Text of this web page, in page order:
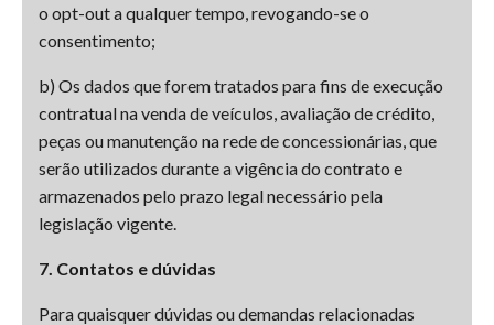
o opt-out a qualquer tempo, revogando-se o
consentimento;
b) Os dados que forem tratados para fins de execução
contratual na venda de veículos, avaliação de crédito,
peças ou manutenção na rede de concessionárias, que
serão utilizados durante a vigência do contrato e
armazenados pelo prazo legal necessário pela
legislação vigente.
7. Contatos e dúvidas
Para quaisquer dúvidas ou demandas relacionadas